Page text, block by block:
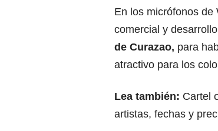
En los micrófonos de
comercial y
de Curazao, para
atractivo para los
Lea también: Cartel
artistas, fechas y